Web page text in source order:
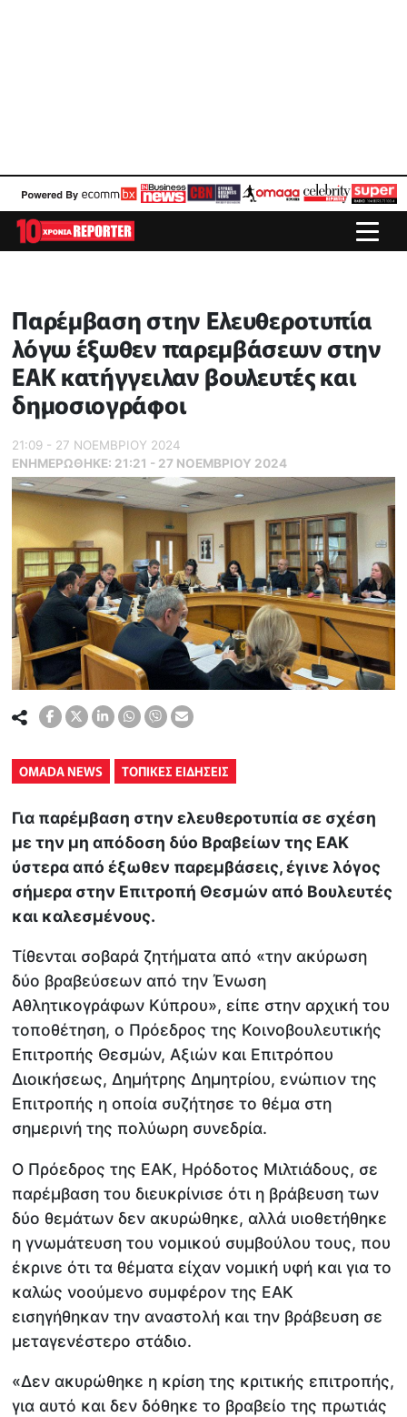
Παρέμβαση στην Ελευθεροτυπία
λόγω έξωθεν παρεμβάσεων στην
ΕΑΚ κατήγγειλαν βουλευτές και
δημοσιογράφοι
21:09 - 27 ΝΟΕΜΒΡΙΟΥ 2024
ΕΝΗΜΕΡΏΘΗΚΕ: 21:21 - 27 ΝΟΕΜΒΡΙΟΥ 2024
OMADA NEWS ΤΟΠΙΚΕΣ ΕΙΔΗΣΕΙΣ
Για παρέμβαση στην ελευθεροτυπία σε σχέση
με την μη απόδοση δύο Βραβείων της ΕΑΚ
ύστερα από έξωθεν παρεμβάσεις, έγινε λόγος
σήμερα στην Επιτροπή Θεσμών από Βουλευτές
και καλεσμένους.
Τίθενται σοβαρά ζητήματα από «την ακύρωση
δύο βραβεύσεων από την Ένωση
Αθλητικογράφων Κύπρου», είπε στην αρχική του
τοποθέτηση, ο Πρόεδρος της Κοινοβουλευτικής
Επιτροπής Θεσμών, Αξιών και Επιτρόπου
Διοικήσεως, Δημήτρης Δημητρίου, ενώπιον της
Επιτροπής η οποία συζήτησε το θέμα στη
σημερινή της πολύωρη συνεδρία.
Ο Πρόεδρος της ΕΑΚ, Ηρόδοτος Μιλτιάδους, σε
παρέμβαση του διευκρίνισε ότι η βράβευση των
δύο θεμάτων δεν ακυρώθηκε, αλλά υιοθετήθηκε
η γνωμάτευση του νομικού συμβούλου τους, που
έκρινε ότι τα θέματα είχαν νομική υφή και για το
καλώς νοούμενο συμφέρον της ΕΑΚ
εισηγήθηκαν την αναστολή και την βράβευση σε
μεταγενέστερο στάδιο.
«Δεν ακυρώθηκε η κρίση της κριτικής επιτροπής,
για αυτό και δεν δόθηκε το βραβείο της πρωτιάς